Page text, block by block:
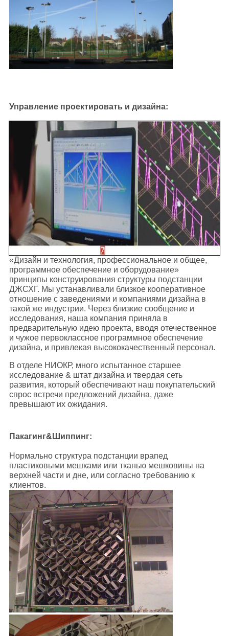
Управление проектировать и дизайна:
«Дизайн и технология, профессиональное и общее,
программное обеспечение и оборудование»
принципы конструирования структуры подстанции
ДЖСХГ. Мы устанавливали близкое кооперативное
отношение с заведениями и компаниями дизайна в
такой же индустрии. Через близкие сообщение и
исследования, наша компания приняла в
предварительную идею проекта, вводя отечественное
и чужое первоклассное программное обеспечение
дизайна, и привлекая высококачественный персонал.
В отделе НИОКР, много испытанное старшее
исследование & штат дизайна и твердая сеть
развития, который обеспечивают наш покупательский
спрос встречи предложений дизайна, даже
превышают их ожидания.
Пакагинг&Шиппинг:
Нормально структура подстанции врапед
пластиковыми мешками или тканью мешковины на
верхней части и дне, или согласно требованию к
клиентов.